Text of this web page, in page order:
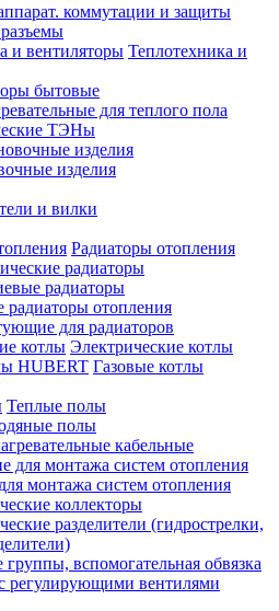
коммутации и защиты
Теплотехника и
бытовые
для теплого пола
ТЭНы
изделия
и вилки
Радиаторы отопления
радиаторы
радиаторы
радиаторы отопления
для радиаторов
Электрические котлы
Газовые котлы
Теплые полы
полы
кабельные
монтажа систем отопления
коллекторы
разделители (гидрострелки,
вспомогательная обвязка